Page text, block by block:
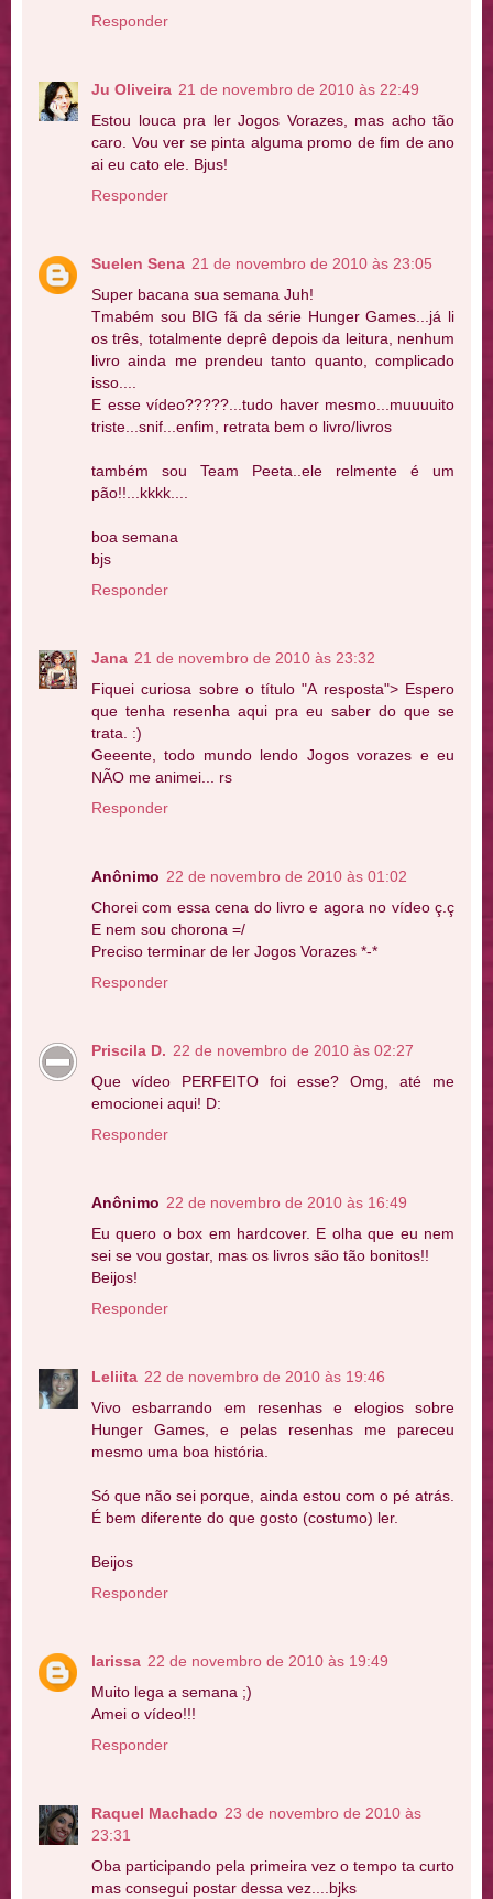
Responder
Ju Oliveira 21 de novembro de 2010 às 22:49
Estou louca pra ler Jogos Vorazes, mas acho tão
caro. Vou ver se pinta alguma promo de fim de ano
ai eu cato ele. Bjus!
Responder
Suelen Sena 21 de novembro de 2010 às 23:05
Super bacana sua semana Juh!
Tmabém sou BIG fã da série Hunger Games...já li
os três, totalmente deprê depois da leitura, nenhum
livro ainda me prendeu tanto quanto, complicado
isso....
E esse vídeo?????...tudo haver mesmo...muuuuito
triste...snif...enfim, retrata bem o livro/livros
também sou Team Peeta..ele relmente é um
pão!!...kkkk....
boa semana
bjs
Responder
Jana 21 de novembro de 2010 às 23:32
Fiquei curiosa sobre o título "A resposta"> Espero
que tenha resenha aqui pra eu saber do que se
trata. :)
Geeente, todo mundo lendo Jogos vorazes e eu
NÃO me animei... rs
Responder
Anônimo 22 de novembro de 2010 às 01:02
Chorei com essa cena do livro e agora no vídeo ç.ç
E nem sou chorona =/
Preciso terminar de ler Jogos Vorazes *-*
Responder
Priscila D. 22 de novembro de 2010 às 02:27
Que vídeo PERFEITO foi esse? Omg, até me
emocionei aqui! D:
Responder
Anônimo 22 de novembro de 2010 às 16:49
Eu quero o box em hardcover. E olha que eu nem
sei se vou gostar, mas os livros são tão bonitos!!
Beijos!
Responder
Leliita 22 de novembro de 2010 às 19:46
Vivo esbarrando em resenhas e elogios sobre
Hunger Games, e pelas resenhas me pareceu
mesmo uma boa história.
Só que não sei porque, ainda estou com o pé atrás.
É bem diferente do que gosto (costumo) ler.
Beijos
Responder
larissa 22 de novembro de 2010 às 19:49
Muito lega a semana ;)
Amei o vídeo!!!
Responder
Raquel Machado 23 de novembro de 2010 às
23:31
Oba participando pela primeira vez o tempo ta curto
mas consegui postar dessa vez....bjks